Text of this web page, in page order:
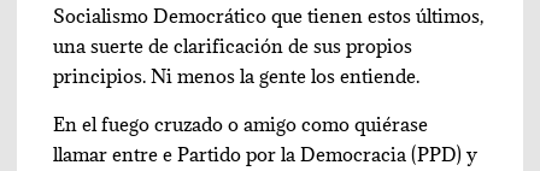
Socialismo Democrático que tienen estos últimos,
una suerte de clarificación de sus propios
principios. Ni menos la gente los entiende.
En el fuego cruzado o amigo como quiérase
llamar entre e Partido por la Democracia (PPD) y